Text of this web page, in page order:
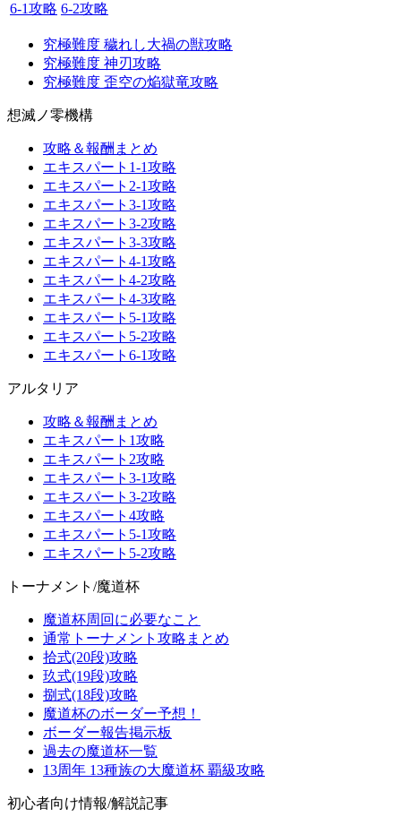
6-1攻略 6-2攻略
究極難度 穢れし大禍の獣攻略
究極難度 神刃攻略
究極難度 歪空の焔獄竜攻略
想滅ノ零機構
攻略＆報酬まとめ
エキスパート1-1攻略
エキスパート2-1攻略
エキスパート3-1攻略
エキスパート3-2攻略
エキスパート3-3攻略
エキスパート4-1攻略
エキスパート4-2攻略
エキスパート4-3攻略
エキスパート5-1攻略
エキスパート5-2攻略
エキスパート6-1攻略
アルタリア
攻略＆報酬まとめ
エキスパート1攻略
エキスパート2攻略
エキスパート3-1攻略
エキスパート3-2攻略
エキスパート4攻略
エキスパート5-1攻略
エキスパート5-2攻略
トーナメント/魔道杯
魔道杯周回に必要なこと
通常トーナメント攻略まとめ
拾式(20段)攻略
玖式(19段)攻略
捌式(18段)攻略
魔道杯のボーダー予想！
ボーダー報告掲示板
過去の魔道杯一覧
13周年 13種族の大魔道杯 覇級攻略
初心者向け情報/解説記事